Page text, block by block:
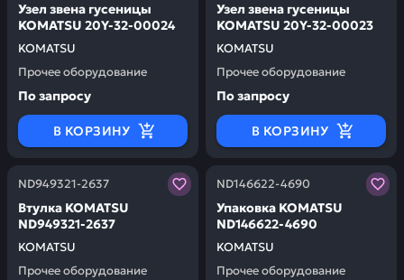
KOMATSU
Узел звена гусеницы
KOMATSU 20Y-32-00024
Прочее оборудование
По запросу
В КОРЗИНУ
KOMATSU
Узел звена гусеницы
KOMATSU 20Y-32-00023
Прочее оборудование
По запросу
В КОРЗИНУ
ND949321-2637
KOMATSU
Втулка KOMATSU
ND949321-2637
Прочее оборудование
Заказывая запчасти у нас, вы получаете гарантию
ND146622-4690
KOMATSU
Упаковка KOMATSU
ND146622-4690
Прочее оборудование
Заказывая запчасти у